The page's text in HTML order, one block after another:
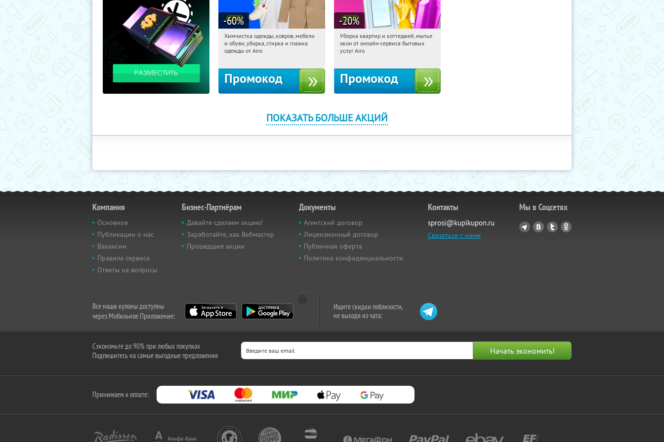
-60%
11:38:29 Получили:556
Москва, улица Золоторожский Вал,
Химчистка одежды, ковров, мебели
и обуви, уборка, стирка и глажка
одежды от Airo
Промокод
-20%
11:38:29 Получили:255
Москва, улица Золоторожский Вал,
Уборка квартир и коттеджей, мытье
окон от онлайн-сервиса бытовых
услуг Airo
Промокод
ПОКАЗАТЬ БОЛЬШЕ АКЦИЙ
Компания
Основное
Публикации о нас
Вакансии
Правила сервиса
Ответы на вопросы
Бизнес-Партнёрам
Давайте сделаем акцию!
Заработайте, как Вебмастер
Прошедшие акции
Документы
Агентский договор
Лицензионный договор
Публичная оферта
Политика конфиденциальности
Контакты
sprosi@kupikupon.ru
Связаться с нами
Мы в Соцсетях
Все наши купоны доступны
через Мобильное Приложение:
Ищите скидки поблизости,
не выходя из чата:
Сэкономьте до 90% при любых покупках
Подпишитесь на самые выгодные предложения
Принимаем к оплате: